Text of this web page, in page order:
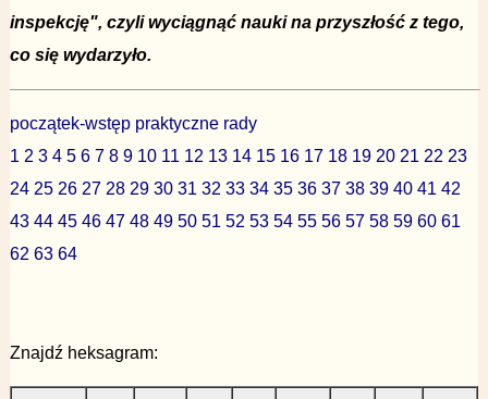
inspekcję", czyli wyciągnąć nauki na przyszłość z tego,
co się wydarzyło.
początek-wstęp praktyczne rady
1 2 3 4 5 6 7 8 9 10 11 12 13 14 15 16 17 18 19 20 21 22 23
24 25 26 27 28 29 30 31 32 33 34 35 36 37 38 39 40 41 42
43 44 45 46 47 48 49 50 51 52 53 54 55 56 57 58 59 60 61
62 63 64
Znajdź heksagram: